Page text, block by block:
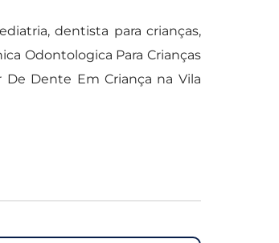
dentista para crianças,
Odontologica Para Crianças
Dente Em Criança na Vila